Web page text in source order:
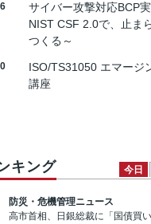
サイバー攻撃対応BCP
NIST CSF 2.0で、止ま
つくる～
ISO/TS31050 エマージ
講座
キング 今日
防災・危機管理ニュース
高市首相、日銀総裁に「国債買